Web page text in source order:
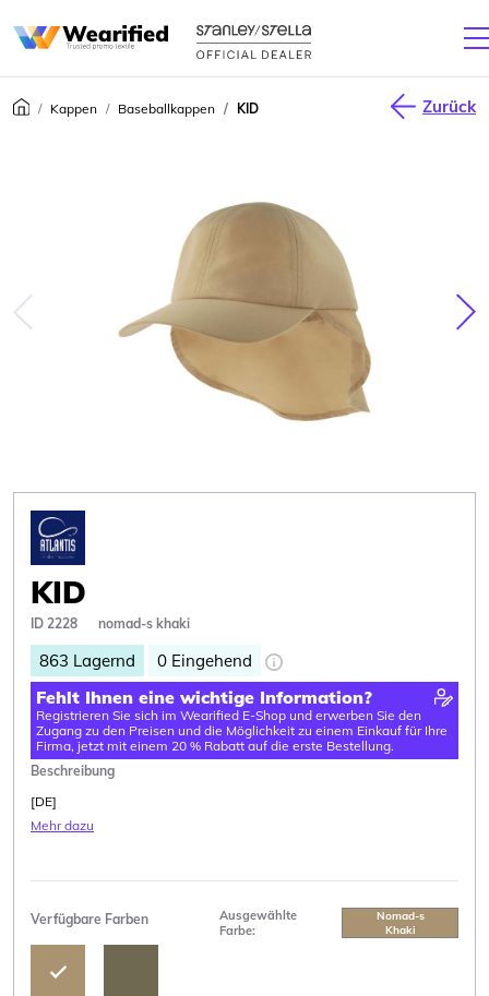
Kappen Baseballkappen KID Zurück
KID
ID 2228 nomad-s khaki
863 Lagernd 0 Eingehend
Fehlt Ihnen eine wichtige Information?
Registrieren Sie sich im Wearified E-Shop und erwerben Sie den
Zugang zu den Preisen und die Möglichkeit zu einem Einkauf für Ihre
Firma, jetzt mit einem 20 % Rabatt auf die erste Bestellung.
Beschreibung
[DE]
Mehr dazu
Verfügbare Farben
Ausgewählte
Farbe:
Nomad-s
Khaki